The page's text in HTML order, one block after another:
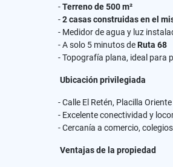
-Terreno de 500 m²
-2 casas construidas en el
- Medidor de agua y luz
- A solo 5 minutos deRuta 68
- Topografía plana, ideal para
Ubicación privilegiada
- Calle El Retén, Placilla
- Excelente conectividad y
- Cercanía a comercio,
Ventajas de la propiedad